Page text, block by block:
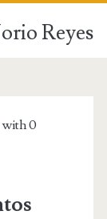
Reyes
with0